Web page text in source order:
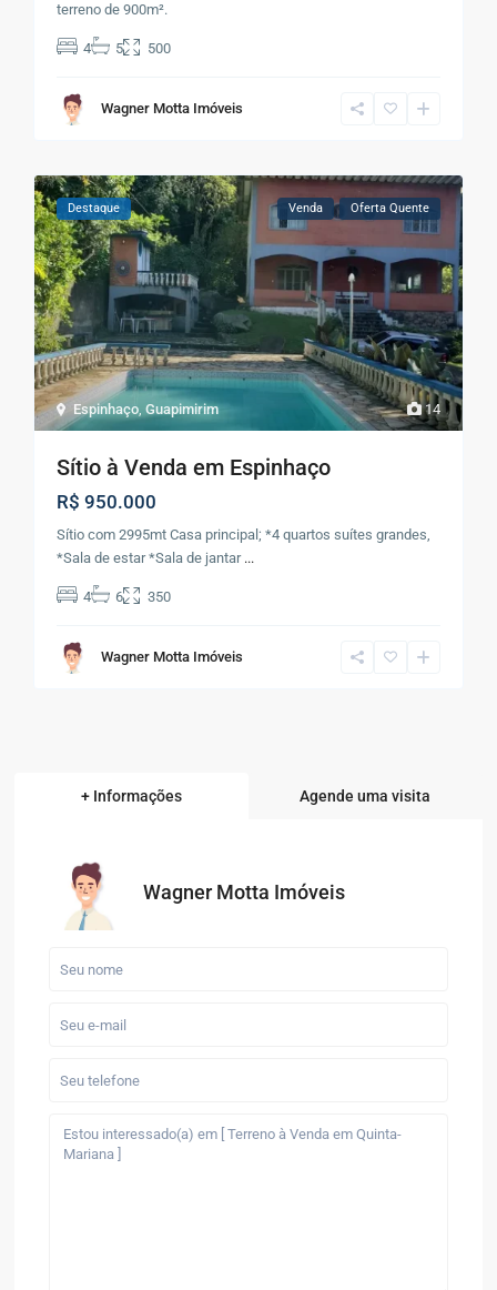
terreno de 900m².
4 5 500
Wagner Motta Imóveis
14
Espinhaço,Guapimirim
Destaque Venda Oferta Quente
Sítio à Venda em Espinhaço
R$ 950.000
Sítio com 2995mt Casa principal; *4 quartos suítes grandes,
*Sala de estar *Sala de jantar ...
4 6 350
Wagner Motta Imóveis
+ Informações Agende uma visita
Wagner Motta Imóveis